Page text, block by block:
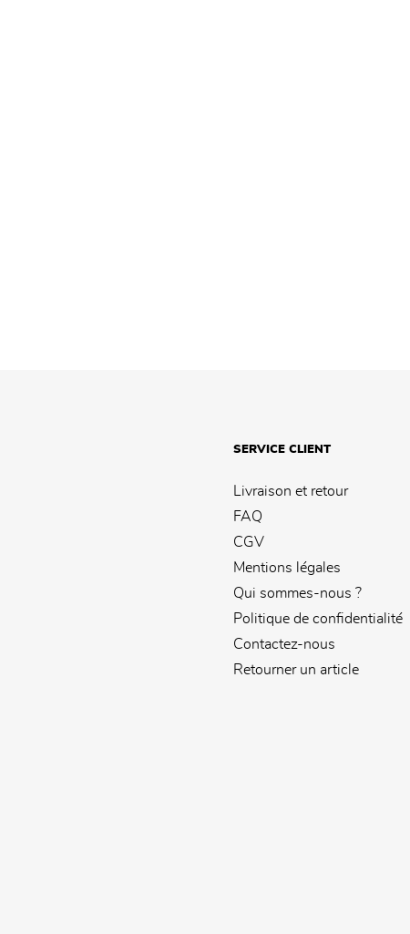
SERVICE CLIENT
Livraison et retour
FAQ
CGV
Mentions légales
Qui sommes-nous ?
Politique de confidentialité
Contactez-nous
Retourner un article